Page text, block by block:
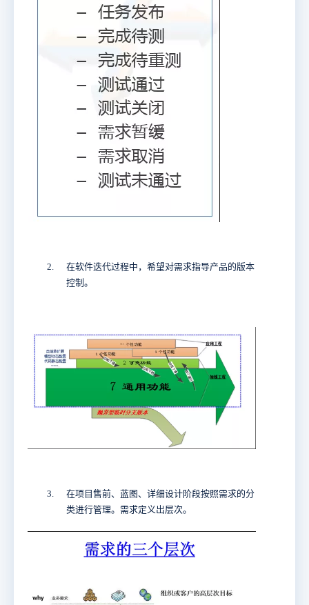
2.
在软件迭代过程中，希望对需求指导产品的版本
控制。
3.
在项目售前、蓝图、详细设计阶段按照需求的分
类进行管理。需求定义出层次。